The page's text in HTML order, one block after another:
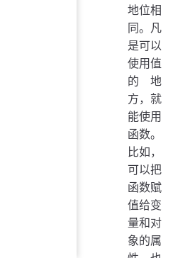
地位相
同。凡
是可以
使用值
的地
方，就
能使用
函数。
比如，
可以把
函数赋
值给变
量和对
象的属